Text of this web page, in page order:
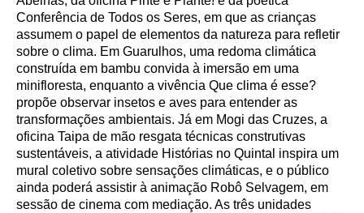
Conferência de Todos os Seres, em que as crianças
assumem o papel de elementos da natureza para refletir
sobre o clima. Em Guarulhos, uma redoma climática
construída em bambu convida à imersão em uma
minifloresta, enquanto a vivência Que clima é esse?
propõe observar insetos e aves para entender as
transformações ambientais. Já em Mogi das Cruzes, a
oficina Taipa de mão resgata técnicas construtivas
sustentáveis, a atividade Histórias no Quintal inspira um
mural coletivo sobre sensações climáticas, e o público
ainda poderá assistir à animação Robô Selvagem, em
sessão de cinema com mediação. As três unidades